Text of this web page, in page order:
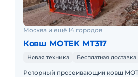
Москва и ещё 14 городов
Ковш MOTEK MT317
Новая техника Бесплатная доставка
Роторный просеивающий ковш